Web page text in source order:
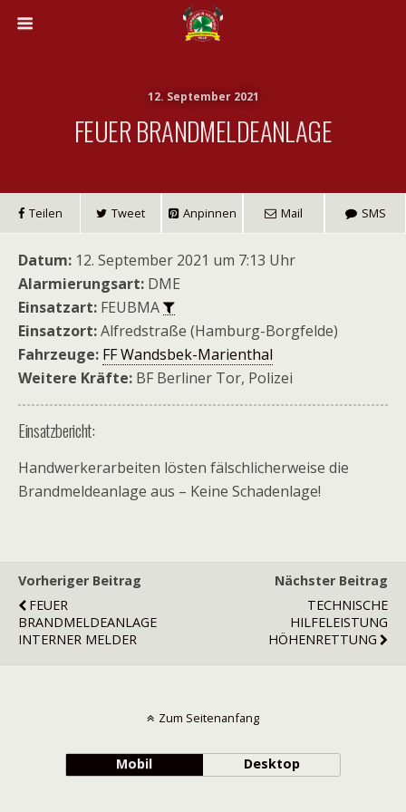
12. September 2021
FEUER BRANDMELDEANLAGE
Teilen Tweet Anpinnen Mail SMS
Datum: 12. September 2021 um 7:13 Uhr
Alarmierungsart: DME
Einsatzart: FEUBMA
Einsatzort:Alfredstraße (Hamburg-Borgfelde)
Fahrzeuge: FF Wandsbek-Marienthal
Weitere Kräfte: BF Berliner Tor, Polizei
Einsatzbericht:
Handwerkerarbeiten lösten fälschlicherweise die
Brandmeldeanlage aus – Keine Schadenlage!
Vorheriger Beitrag
FEUER
BRANDMELDEANLAGE
INTERNER MELDER
Nächster Beitrag
TECHNISCHE
HILFELEISTUNG
HÖHENRETTUNG
Zum Seitenanfang
Mobil Desktop